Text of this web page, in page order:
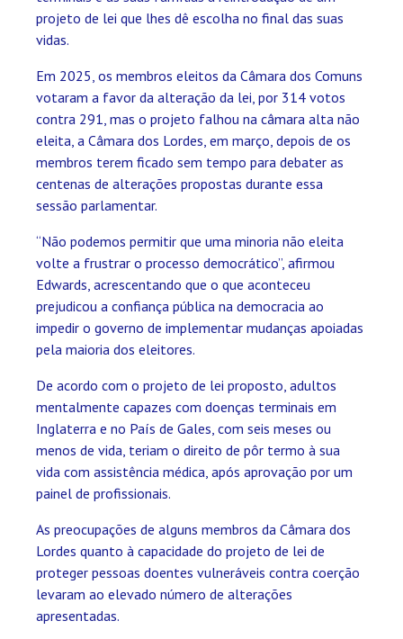
projeto de lei que lhes dê escolha no final das suas
vidas.
Em 2025, os membros eleitos da Câmara dos Comuns
votaram a favor da alteração da lei, por 314 votos
contra 291, mas o projeto falhou na câmara alta não
eleita, a Câmara dos Lordes, em março, depois de os
membros terem ficado sem tempo para debater as
centenas de alterações propostas durante essa
sessão parlamentar.
“Não podemos permitir que uma minoria não eleita
volte a frustrar o processo democrático”, afirmou
Edwards, acrescentando que o que aconteceu
prejudicou a confiança pública na democracia ao
impedir o governo de implementar mudanças apoiadas
pela maioria dos eleitores.
De acordo com o projeto de lei proposto, adultos
mentalmente capazes com doenças terminais em
Inglaterra e no País de Gales, com seis meses ou
menos de vida, teriam o direito de pôr termo à sua
vida com assistência médica, após aprovação por um
painel de profissionais.
As preocupações de alguns membros da Câmara dos
Lordes quanto à capacidade do projeto de lei de
proteger pessoas doentes vulneráveis contra coerção
levaram ao elevado número de alterações
apresentadas.